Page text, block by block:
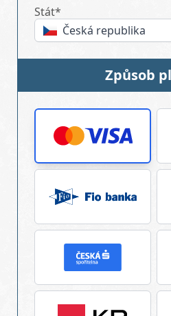
Stát*
Česká republika
Způsob